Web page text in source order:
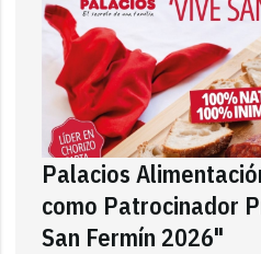
Palacios
como Patrocinador
San Fermín 2026"